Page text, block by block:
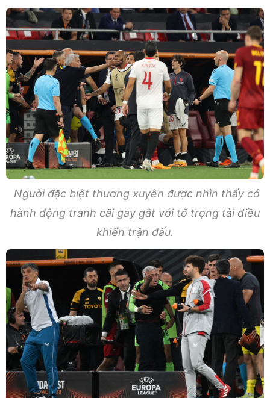
Người đặc biệt thương xuyên được nhìn thấy có
hành động tranh cãi gay gắt với tổ trọng tài điều
khiển trận đấu.